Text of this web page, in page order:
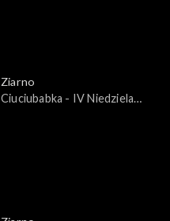
Ziarno
Ciuciubabka - IV Niedziela